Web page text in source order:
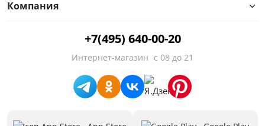
Бежевый
Компания
+7(495) 640-00-20
Интернет-магазин с 08 до 21